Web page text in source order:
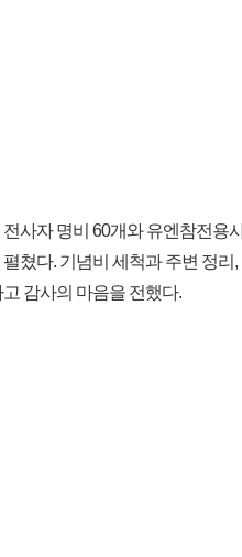
사자 명비 60개와 유엔참전용
쳤다. 기념비 세척과 주변 정
감사의 마음을 전했다.